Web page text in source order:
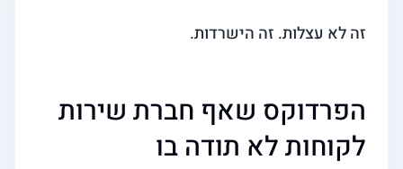
זה לא עצלות. זה הישרדות.
הפרדוקס שאף חברת שירות
לקוחות לא תודה בו